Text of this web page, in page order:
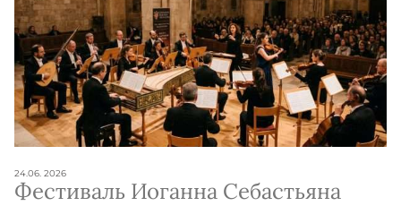
24.06. 2026
Фестиваль Иоганна Себастьяна